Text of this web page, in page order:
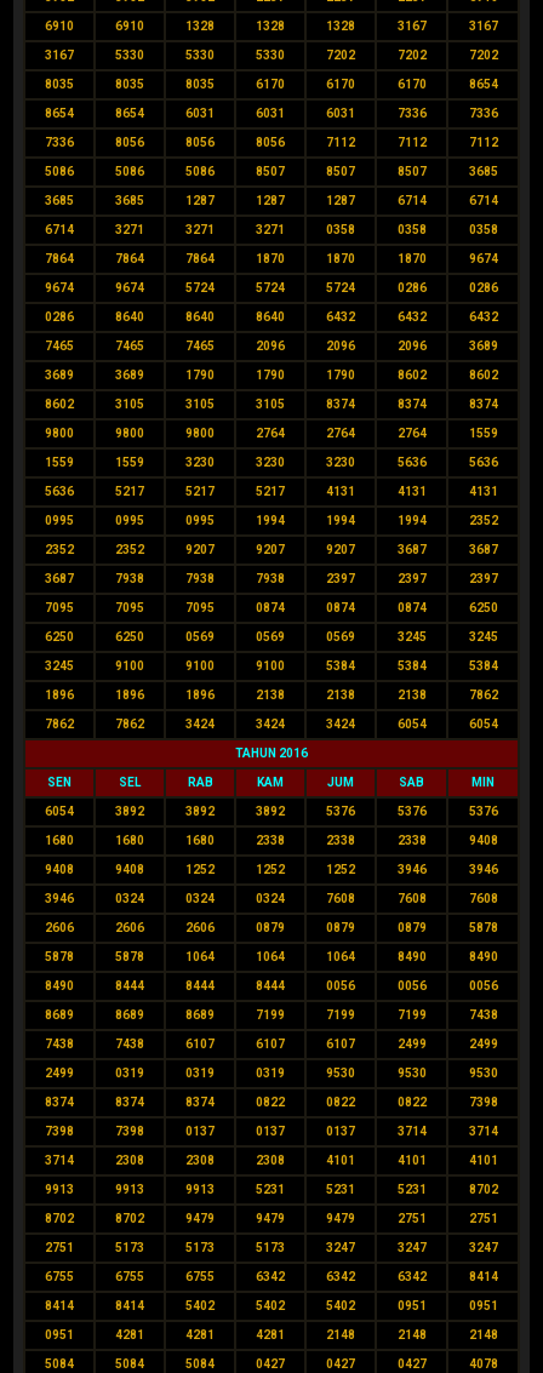
6910 6910 1328 1328 1328 3167 3167
3167 5330 5330 5330 7202 7202 7202
8035 8035 8035 6170 6170 6170 8654
8654 8654 6031 6031 6031 7336 7336
7336 8056 8056 8056 7112 7112 7112
5086 5086 5086 8507 8507 8507 3685
3685 3685 1287 1287 1287 6714 6714
6714 3271 3271 3271 0358 0358 0358
7864 7864 7864 1870 1870 1870 9674
9674 9674 5724 5724 5724 0286 0286
0286 8640 8640 8640 6432 6432 6432
7465 7465 7465 2096 2096 2096 3689
3689 3689 1790 1790 1790 8602 8602
8602 3105 3105 3105 8374 8374 8374
9800 9800 9800 2764 2764 2764 1559
1559 1559 3230 3230 3230 5636 5636
5636 5217 5217 5217 4131 4131 4131
0995 0995 0995 1994 1994 1994 2352
2352 2352 9207 9207 9207 3687 3687
3687 7938 7938 7938 2397 2397 2397
7095 7095 7095 0874 0874 0874 6250
6250 6250 0569 0569 0569 3245 3245
3245 9100 9100 9100 5384 5384 5384
1896 1896 1896 2138 2138 2138 7862
7862 7862 3424 3424 3424 6054 6054
TAHUN 2016
SEN SEL RAB KAM JUM SAB MIN
6054 3892 3892 3892 5376 5376 5376
1680 1680 1680 2338 2338 2338 9408
9408 9408 1252 1252 1252 3946 3946
3946 0324 0324 0324 7608 7608 7608
2606 2606 2606 0879 0879 0879 5878
5878 5878 1064 1064 1064 8490 8490
8490 8444 8444 8444 0056 0056 0056
8689 8689 8689 7199 7199 7199 7438
7438 7438 6107 6107 6107 2499 2499
2499 0319 0319 0319 9530 9530 9530
8374 8374 8374 0822 0822 0822 7398
7398 7398 0137 0137 0137 3714 3714
3714 2308 2308 2308 4101 4101 4101
9913 9913 9913 5231 5231 5231 8702
8702 8702 9479 9479 9479 2751 2751
2751 5173 5173 5173 3247 3247 3247
6755 6755 6755 6342 6342 6342 8414
8414 8414 5402 5402 5402 0951 0951
0951 4281 4281 4281 2148 2148 2148
5084 5084 5084 0427 0427 0427 4078